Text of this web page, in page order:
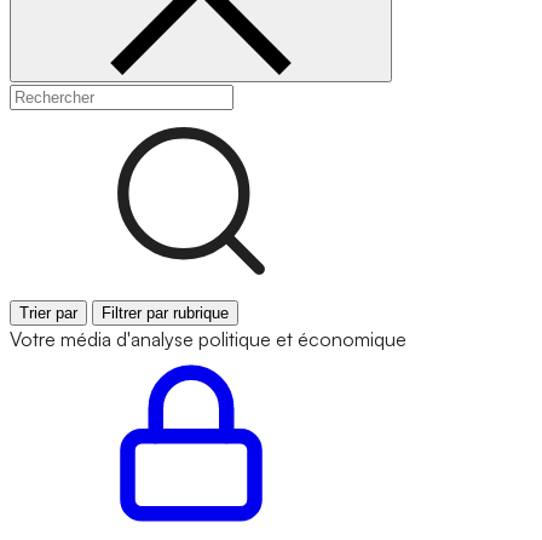
Trier par Filtrer par rubrique
Votre média d'analyse politique et économique